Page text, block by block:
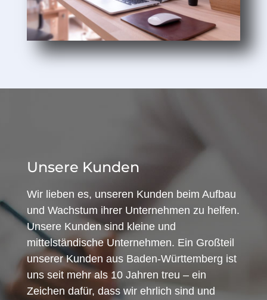
Unsere Kunden
Wir lieben es, unseren Kunden beim Aufbau
und Wachstum ihrer Unternehmen zu helfen.
Unsere Kunden sind kleine und
mittelständische Unternehmen. Ein Großteil
unserer Kunden aus Baden-Württemberg ist
uns seit mehr als 10 Jahren treu – ein
Zeichen dafür, dass wir ehrlich sind und